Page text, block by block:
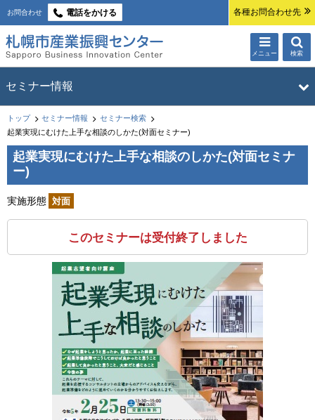
本
文
へ
お問合わせ 電話をかける 各種お問合わせ先
札幌市産業振興
センター
メニュー 検索
メ
ュ
ー
セミナー情報
ュ
ー
を
開
く
セミナー情報トップ
セミナー検索
セミナー申込みの流れ
キャンセルポリシー・開催ポリシー
メールマガジン
現
在
位
置
階
層
トップ セミナー情報
セミナー検索
起業実現にむけた上手な相談のしかた(対面セミナー)
起業実現にむけた上手な相談のしかた(対面セミナ
ー)
実施形態 対面
このセミナーは受付終了しました